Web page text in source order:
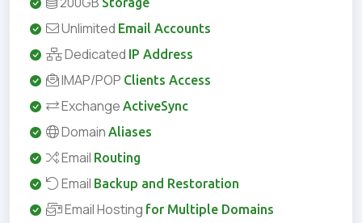
Unlimited Email Accounts
Dedicated IP Address
IMAP/POP Clients Access
Exchange ActiveSync
Domain Aliases
Email Routing
Email Backup and Restoration
Email Hosting for Multiple Domains